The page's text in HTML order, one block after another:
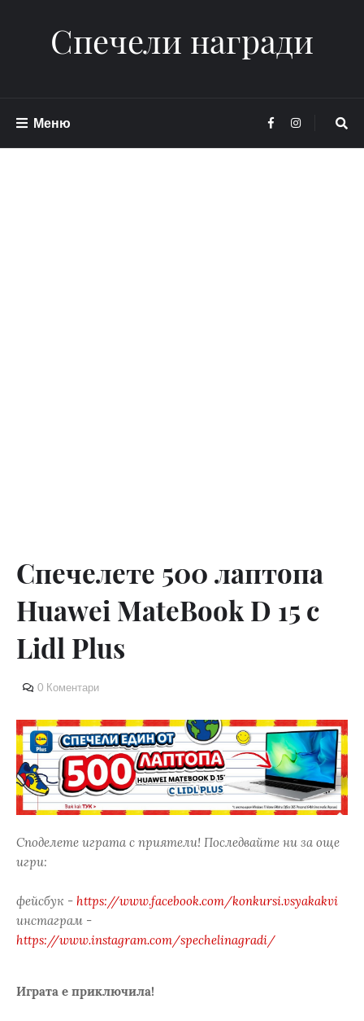
Спечели награди
Меню
Спечелете 500 лаптопа
Huawei MateBook D 15 с
Lidl Plus
0 Коментари
Споделете играта с приятели! Последвайте ни за още
игри:
фейсбук - https://www.facebook.com/konkursi.vsyakakvi
инстаграм -
https://www.instagram.com/spechelinagradi/
Играта е приключила!